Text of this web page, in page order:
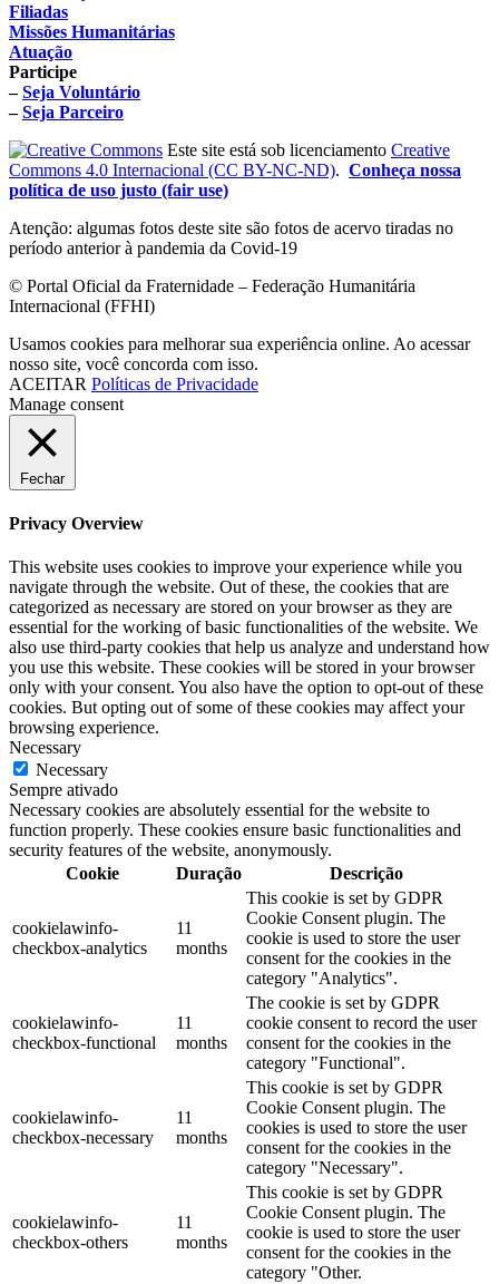
Filiadas
Missões Humanitárias
Atuação
Participe
–Seja Voluntário
–Seja Parceiro
Este site está sob licenciamento Creative
Commons 4.0 Internacional (CC BY-NC-ND). Conheça nossa
política de uso justo (fair use)
Atenção: algumas fotos deste site são fotos de acervo tiradas no
período anterior à pandemia da Covid-19
© Portal Oficial da Fraternidade – Federação Humanitária
Internacional (FFHI)
Usamos cookies para melhorar sua experiência online. Ao acessar
nosso site, você concorda com isso.
ACEITAR Políticas de Privacidade
Manage consent
Fechar
Privacy Overview
This website uses cookies to improve your experience while you
navigate through the website. Out of these, the cookies that are
categorized as necessary are stored on your browser as they are
essential for the working of basic functionalities of the website. We
also use third-party cookies that help us analyze and understand how
you use this website. These cookies will be stored in your browser
only with your consent. You also have the option to opt-out of these
cookies. But opting out of some of these cookies may affect your
browsing experience.
Necessary
Necessary
Sempre ativado
Necessary cookies are absolutely essential for the website to
function properly. These cookies ensure basic functionalities and
security features of the website, anonymously.
Cookie
Duração Descrição
cookielawinfo-
checkbox-analytics
11
months
This cookie is set by GDPR
Cookie Consent plugin. The
cookie is used to store the user
consent for the cookies in the
category "Analytics".
cookielawinfo-
checkbox-functional
11
months
The cookie is set by GDPR
cookie consent to record the user
consent for the cookies in the
category "Functional".
cookielawinfo-
checkbox-necessary
11
months
This cookie is set by GDPR
Cookie Consent plugin. The
cookies is used to store the user
consent for the cookies in the
category "Necessary".
cookielawinfo-
checkbox-others
11
months
This cookie is set by GDPR
Cookie Consent plugin. The
cookie is used to store the user
consent for the cookies in the
category "Other.